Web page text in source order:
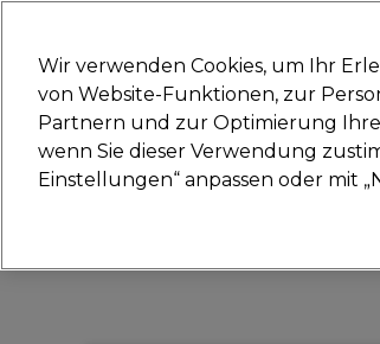
Marken Deals Haare
Lieferung und
Wir verwenden Cookies, um Ihr
von Website-Funktionen, zur
Partnern und zur Optimierung
wenn Sie dieser Verwendung
Einstellungen“ anpassen oder mit